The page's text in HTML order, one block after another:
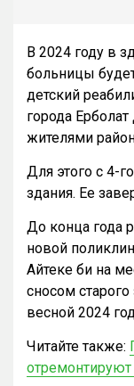
В 2024 году в
больницы
детский
города
жителями
Для этого с 4-
здания. Ее
До конца года
новой
Айтеке би на
сносом старого
весной 2024
Читайте также: